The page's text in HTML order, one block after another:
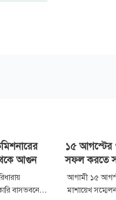
আগুন
বাসভবনে
১৫ আগস্টের
সফল করতে
আগামী ১৫
মাশায়েখ